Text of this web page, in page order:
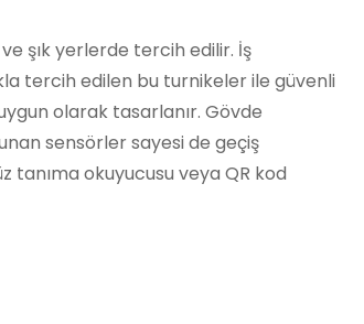
şık yerlerde tercih edilir. İş
tercih edilen bu turnikeler ile güvenli
olarak tasarlanır. Gövde
sensörler sayesi de geçiş
tanıma okuyucusu veya QR kod